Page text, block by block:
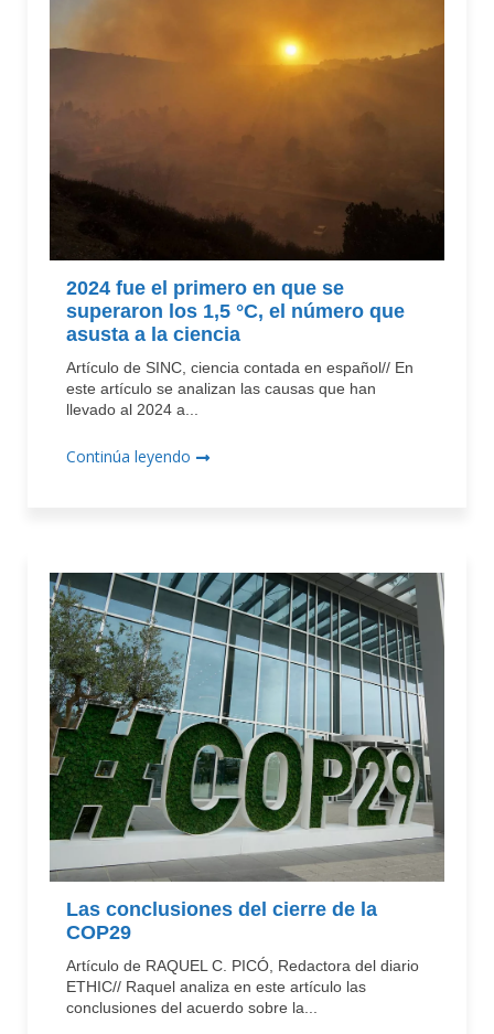
2024 fue el primero en que se
superaron los 1,5 °C, el número que
asusta a la ciencia
Artículo de SINC, ciencia contada en español// En
este artículo se analizan las causas que han
llevado al 2024 a...
Continúa leyendo
Las conclusiones del cierre de la
COP29
Artículo de RAQUEL C. PICÓ, Redactora del diario
ETHIC// Raquel analiza en este artículo las
conclusiones del acuerdo sobre la...